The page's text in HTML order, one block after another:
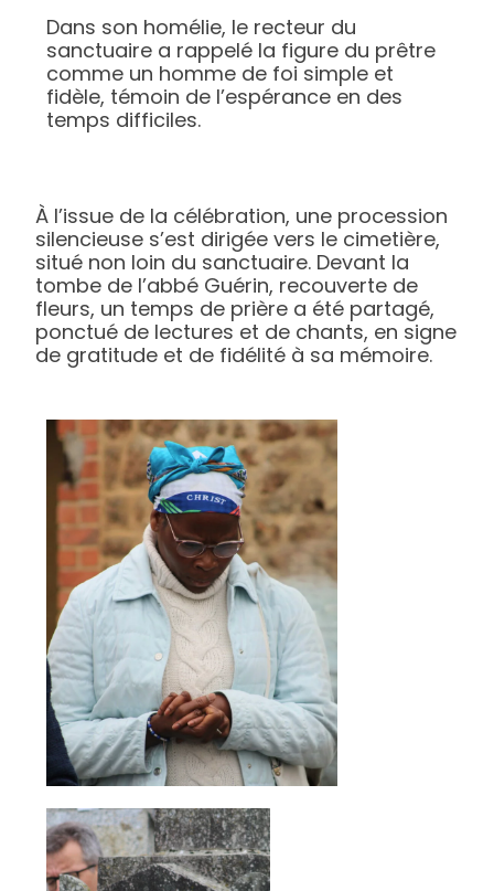
Dans son homélie, le recteur du
sanctuaire a rappelé la figure du prêtre
comme un homme de foi simple et
fidèle, témoin de l’espérance en des
temps difficiles.
À l’issue de la célébration, une procession
silencieuse s’est dirigée vers le cimetière,
situé non loin du sanctuaire. Devant la
tombe de l’abbé Guérin, recouverte de
fleurs, un temps de prière a été partagé,
ponctué de lectures et de chants, en signe
de gratitude et de fidélité à sa mémoire.